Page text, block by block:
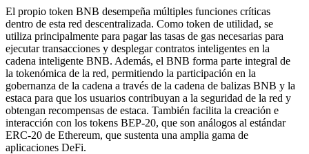
El propio token BNB desempeña múltiples funciones críticas
dentro de esta red descentralizada. Como token de utilidad, se
utiliza principalmente para pagar las tasas de gas necesarias para
ejecutar transacciones y desplegar contratos inteligentes en la
cadena inteligente BNB. Además, el BNB forma parte integral de
la tokenómica de la red, permitiendo la participación en la
gobernanza de la cadena a través de la cadena de balizas BNB y la
estaca para que los usuarios contribuyan a la seguridad de la red y
obtengan recompensas de estaca. También facilita la creación e
interacción con los tokens BEP-20, que son análogos al estándar
ERC-20 de Ethereum, que sustenta una amplia gama de
aplicaciones DeFi.